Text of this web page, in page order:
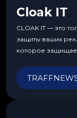
Cloak IT
CLOAK IT — это
защиты ваших
которое